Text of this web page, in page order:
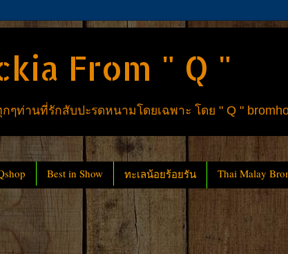
From " Q "
ท่านที่รักสับปะรดหนามโดยเฉพาะ โดย " Q "
Best in Show ทะเลน้อยร้อยรัน Thai Malay